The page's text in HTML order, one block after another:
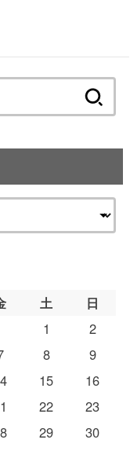
土
日
1
2
8
9
15
16
22
23
29
30